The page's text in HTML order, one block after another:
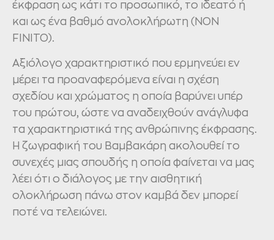
έκφραση ως κάτι το προσωπικό, το ιδεατό ή
και ως ένα βαθμό ανολοκλήρωτη (ΝΟΝ
FΙΝΙΤΟ).
Αξιόλογο χαρακτηριστικό που ερμηνεύει εν
μέρει τα προαναφερόμενα είναι η σχέση
σχεδίου και χρώματος η οποία βαρύνει υπέρ
του πρώτου, ώστε να αναδειχθούν ανάγλυφα
τα χαρακτηριστικά της ανθρώπινης έκφρασης.
Η ζωγραφική του Βαμβακάρη ακολουθεί το
συνεχές μιας σπουδής η οποία φαίνεται να μας
λέει ότι ο διάλογος με την αισθητική
ολοκλήρωση πάνω στον καμβά δεν μπορεί
ποτέ να τελειώνει.